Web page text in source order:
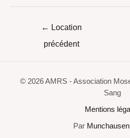
← Location
précédent
© 2026 AMRS - Association
Sang
Mentions
Par